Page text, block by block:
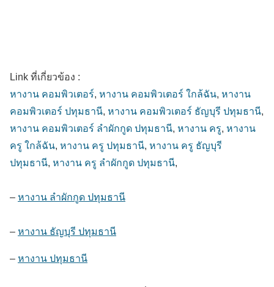
Link ที่เกี่ยวข้อง :
หางาน คอมพิวเตอร์, หางาน คอมพิวเตอร์ ใกล้ฉัน, หางาน
คอมพิวเตอร์ ปทุมธานี, หางาน คอมพิวเตอร์ ธัญบุรี ปทุมธานี,
หางาน คอมพิวเตอร์ ลำผักกูด ปทุมธานี, หางาน ครู, หางาน
ครู ใกล้ฉัน, หางาน ครู ปทุมธานี, หางาน ครู ธัญบุรี
ปทุมธานี, หางาน ครู ลำผักกูด ปทุมธานี,
– หางาน ลำผักกูด ปทุมธานี
– หางาน ธัญบุรี ปทุมธานี
– หางาน ปทุมธานี